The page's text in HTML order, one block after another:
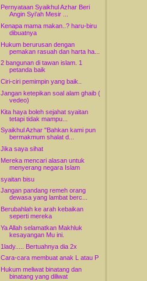
Pernyataan Syaikhul Azhar Beri
Angin Syi'ah Mesir ...
Kenapa mama makan..? haru-biru
dibuatnya
Hukum berurusan dengan
pemakan rasuah dan harta ha...
2 bangunan di tawan islam. 1
petanda baik
Ciri-ciri pemimpin yang baik..
Jangan ketepikan soal alam ghaib (
vedeo)
Kita haya boleh sejahat syaitan
tetapi tidak mampu...
Syaikhul Azhar "Bahkan kami pun
bermakmum shalat d...
Jika saya sihat
Mereka mencari alasan untuk
menyerang negara Islam
syaitan bisu
Jangan pandang remeh orang
dewasa yang lambat berc...
Berubahlah ke arah kebaikan
seperti mereka
Ya Allah selamatkan Makhluk
kesayangan Mu ini.
1lady..... Bertuahnya dia 2x
Cara-cara membuat anak L atau P
Hukum meliwat binatang dan
binatang yang diliwat